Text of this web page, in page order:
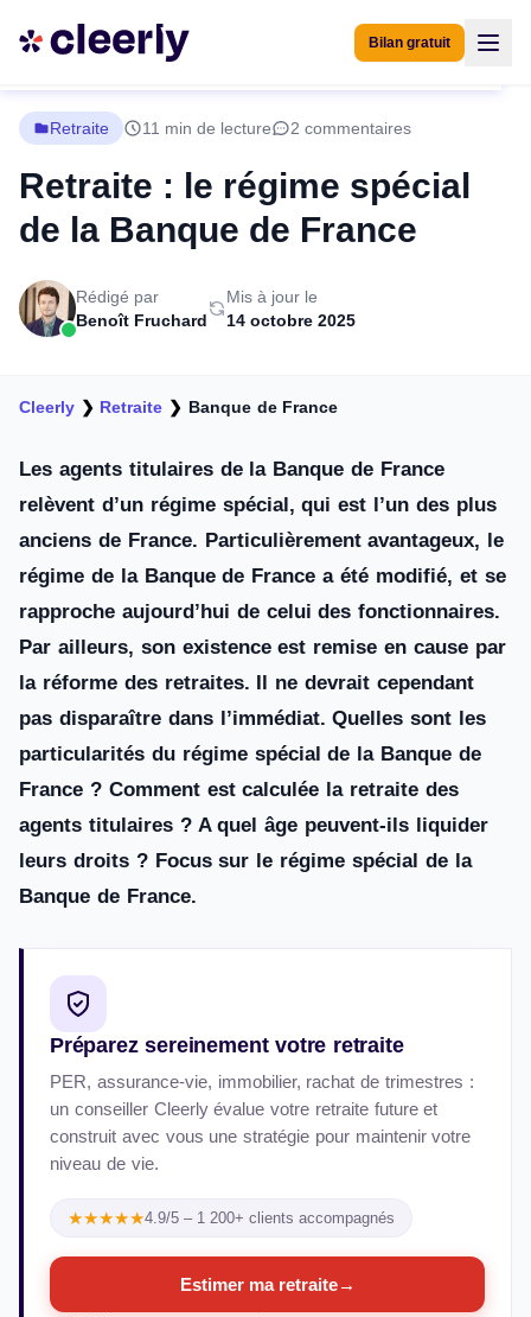
Bilan gratuit
Retraite 11 min de lecture 2 commentaires
Retraite : le régime spécial
de la Banque de France
Rédigé par
Benoît Fruchard
Mis à jour le
14 octobre 2025
Cleerly ❯ Retraite ❯ Banque de France
Les agents titulaires de la Banque de France
relèvent d’un régime spécial, qui est l’un des plus
anciens de France. Particulièrement avantageux, le
régime de la Banque de France a été modifié, et se
rapproche aujourd’hui de celui des fonctionnaires.
Par ailleurs, son existence est remise en cause par
la réforme des retraites. Il ne devrait cependant
pas disparaître dans l’immédiat. Quelles sont les
particularités du régime spécial de la Banque de
France ? Comment est calculée la retraite des
agents titulaires ? A quel âge peuvent-ils liquider
leurs droits ? Focus sur le régime spécial de la
Banque de France.
Préparez sereinement votre retraite
PER, assurance-vie, immobilier, rachat de trimestres :
un conseiller Cleerly évalue votre retraite future et
construit avec vous une stratégie pour maintenir votre
niveau de vie.
★★★★★4.9/5 – 1 200+ clients accompagnés
Estimer ma retraite→